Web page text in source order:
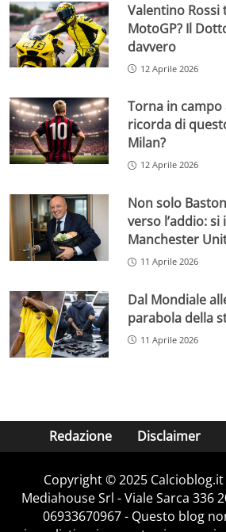
Valentino Rossi
MotoGP? Il
davvero
12 Aprile 2026
Torna in campo
ricorda di
Milan?
12 Aprile 2026
Non solo
verso l’addio: si
Manchester
11 Aprile 2026
Dal Mondiale
parabola della
11 Aprile 2026
Redazione Disclaimer
Copyright © 2025
Mediahouse Srl - Viale Sarca 336
06933670967 - Questo blog